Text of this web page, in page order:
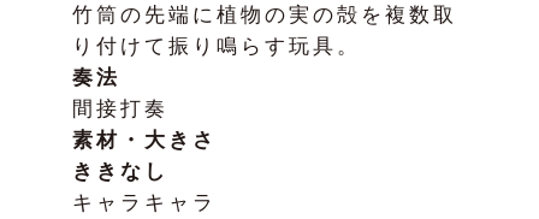
竹筒の先端に植物の実の殻を複数取
り付けて振り鳴らす玩具。
奏法
間接打奏
素材・大きさ
ききなし
キャラキャラ